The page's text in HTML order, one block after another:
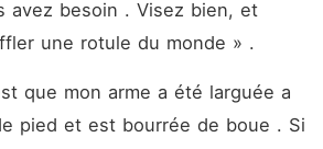
avez besoin . Visez bien, et
une rotule du monde » .
que mon arme a été larguée a
pied et est bourrée de boue . Si